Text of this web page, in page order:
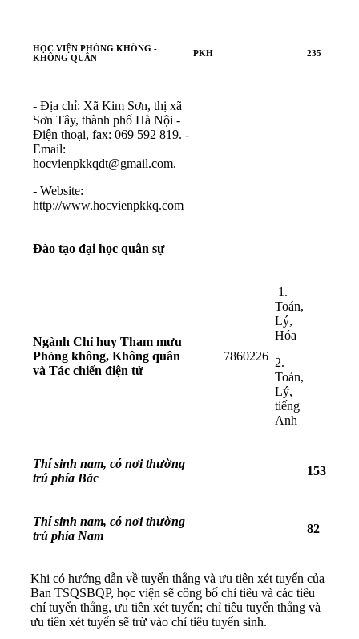
HỌC VIỆN PHÒNG KHÔNG -
KHÔNG QUÂN
PKH 235
- Địa chỉ: Xã Kim Sơn, thị xã
Sơn Tây, thành phố Hà Nội -
Điện thoại, fax: 069 592 819. -
Email:
hocvienpkkqdt@gmail.com.
- Website:
http://www.hocvienpkkq.com
Đào tạo đại học quân sự
Ngành Chỉ huy Tham mưu
Phòng không, Không quân
và Tác chiến điện tử
7860226
1.
Toán,
Lý,
Hóa
2.
Toán,
Lý,
tiếng
Anh
Thí sinh nam, có nơi thường
trú phía Bắc
153
Thí sinh nam, có nơi thường
trú phía Nam
82
Khi có hướng dẫn về tuyển thẳng và ưu tiên xét tuyển của
Ban TSQSBQP, học viện sẽ công bố chỉ tiêu và các tiêu
chí tuyển thẳng, ưu tiên xét tuyển; chỉ tiêu tuyển thẳng và
ưu tiên xét tuyển sẽ trừ vào chỉ tiêu tuyển sinh.